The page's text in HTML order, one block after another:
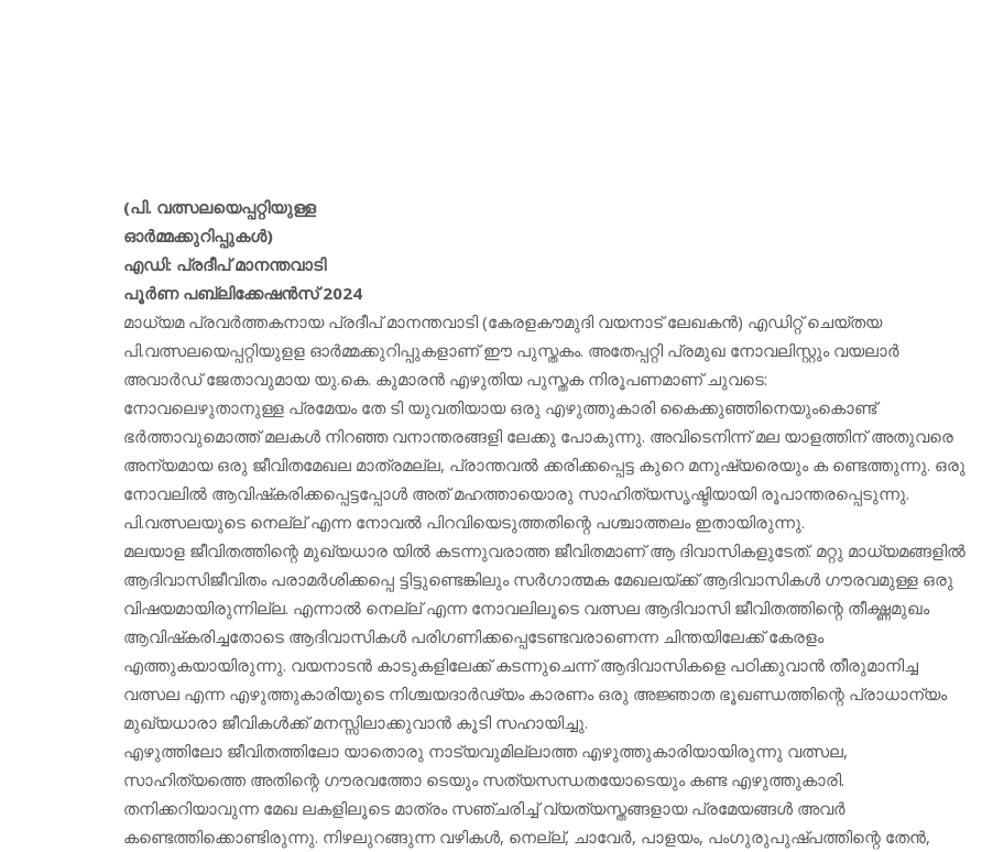
(പി. വത്സലയെപ്പറ്റിയുള്ള
ഓര്‍മ്മക്കുറിപ്പുകള്‍)
എഡി: പ്രദീപ് മാനന്തവാടി
പൂര്‍ണ പബ്ലിക്കേഷന്‍സ് 2024
മാധ്യമ പ്രവര്‍ത്തകനായ പ്രദീപ് മാനന്തവാടി (കേരളകൗമുദി വയനാട് ലേഖകന്‍) എഡിറ്റ് ചെയ്തയ
പി.വത്സലയെപ്പറ്റിയുളള ഓര്‍മ്മക്കുറിപ്പുകളാണ് ഈ പുസ്തകം. അതേപ്പറ്റി പ്രമുഖ നോവലിസ്റ്റും വയലാര്‍
അവാര്‍ഡ് ജേതാവുമായ യു.കെ. കുമാരന്‍ എഴുതിയ പുസ്തക നിരൂപണമാണ് ചുവടെ:
നോവലെഴുതാനുള്ള പ്രമേയം തേ ടി യുവതിയായ ഒരു എഴുത്തുകാരി കൈക്കുഞ്ഞിനെയുംകൊണ്ട്
ഭര്‍ത്താവുമൊത്ത് മലകള്‍ നിറഞ്ഞ വനാന്തരങ്ങളി ലേക്കു പോകുന്നു. അവിടെനിന്ന് മല യാളത്തിന് അതുവരെ
അന്യമായ ഒരു ജീവിതമേഖല മാത്രമല്ല, പ്രാന്തവല്‍ ക്കരിക്കപ്പെട്ട കുറെ മനുഷ്യരെയും ക ണ്ടെത്തുന്നു. ഒരു
നോവലില്‍ ആവിഷ്‌കരിക്കപ്പെട്ടപ്പോള്‍ അത് മഹത്തായൊരു സാഹിത്യസൃഷ്ടിയായി രൂപാന്തരപ്പെടുന്നു.
പി.വത്സലയുടെ നെല്ല് എന്ന നോവല്‍ പിറവിയെടുത്തതിന്റെ പശ്ചാത്തലം ഇതായിരുന്നു.
മലയാള ജീവിതത്തിന്റെ മുഖ്യധാര യില്‍ കടന്നുവരാത്ത ജീവിതമാണ് ആ ദിവാസികളുടേത്. മറ്റു മാധ്യമങ്ങളില്‍
ആദിവാസിജീവിതം പരാമര്‍ശിക്കപ്പെ ട്ടിട്ടുണ്ടെങ്കിലും സര്‍ഗാത്മക മേഖലയ്ക്ക് ആദിവാസികള്‍ ഗൗരവമുള്ള ഒരു
വിഷയമായിരുന്നില്ല. എന്നാല്‍ നെല്ല് എന്ന നോവലിലൂടെ വത്സല ആദിവാസി ജീവിതത്തിന്റെ തീക്ഷ്ണമുഖം
ആവിഷ്‌കരിച്ചതോടെ ആദിവാസികള്‍ പരിഗണിക്കപ്പെടേണ്ടവരാണെന്ന ചിന്തയിലേക്ക് കേരളം
എത്തുകയായിരുന്നു. വയനാടന്‍ കാടുകളിലേക്ക് കടന്നുചെന്ന് ആദിവാസികളെ പഠിക്കുവാന്‍ തീരുമാനിച്ച
വത്സല എന്ന എഴുത്തുകാരിയുടെ നിശ്ചയദാര്‍ഢ്യം കാരണം ഒരു അജ്ഞാത ഭൂഖണ്ഡത്തിന്റെ പ്രാധാന്യം
മുഖ്യധാരാ ജീവികള്‍ക്ക് മനസ്സിലാക്കുവാന്‍ കൂടി സഹായിച്ചു.
എഴുത്തിലോ ജീവിതത്തിലോ യാതൊരു നാട്യവുമില്ലാത്ത എഴുത്തുകാരിയായിരുന്നു വത്സല,
സാഹിത്യത്തെ അതിന്റെ ഗൗരവത്തോ ടെയും സത്യസന്ധതയോടെയും കണ്ട എഴുത്തുകാരി.
തനിക്കറിയാവുന്ന മേഖ ലകളിലൂടെ മാത്രം സഞ്ചരിച്ച് വ്യത്യസ്തങ്ങളായ പ്രമേയങ്ങള്‍ അവര്‍
കണ്ടെത്തിക്കൊണ്ടിരുന്നു. നിഴലുറങ്ങുന്ന വഴികള്‍, നെല്ല്, ചാവേര്‍, പാളയം, പംഗുരുപുഷ്പത്തിന്റെ തേന്‍,